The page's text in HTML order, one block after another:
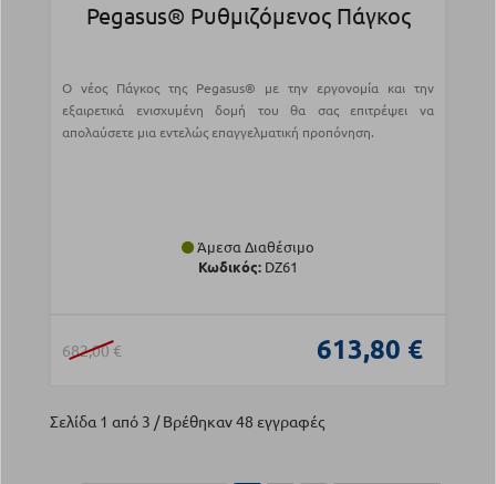
Pegasus® Ρυθμιζόμενος Πάγκος
Ο νέος Πάγκος της Pegasus® με την εργονομία και την
εξαιρετικά ενισχυμένη δομή του θα σας επιτρέψει να
απολαύσετε μια εντελώς επαγγελματική προπόνηση.
Άμεσα Διαθέσιμο
Κωδικός: DZ61
682,00 € 613,80 €
Σελίδα 1 από 3 / Βρέθηκαν 48 εγγραφές